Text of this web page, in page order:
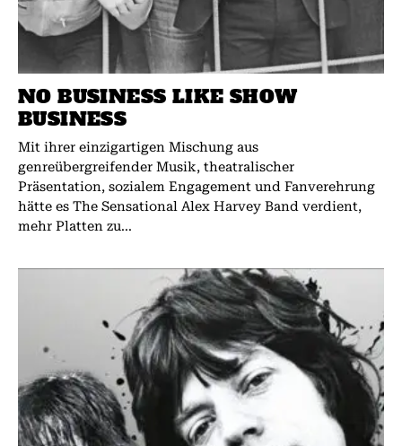
NO BUSINESS LIKE SHOW
BUSINESS
Mit ihrer einzigartigen Mischung aus
genreübergreifender Musik, theatralischer
Präsentation, sozialem Engagement und Fanverehrung
hätte es The Sensational Alex Harvey Band verdient,
mehr Platten zu...